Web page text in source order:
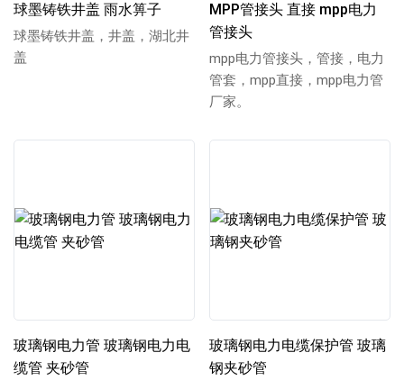
球墨铸铁井盖 雨水箅子
球墨铸铁井盖，井盖，湖北井
盖
MPP管接头 直接 mpp电力
管接头
mpp电力管接头，管接，电力
管套，mpp直接，mpp电力管
厂家。
玻璃钢电力管 玻璃钢电力电
缆管 夹砂管
玻璃钢电力电缆保护管 玻璃
钢夹砂管